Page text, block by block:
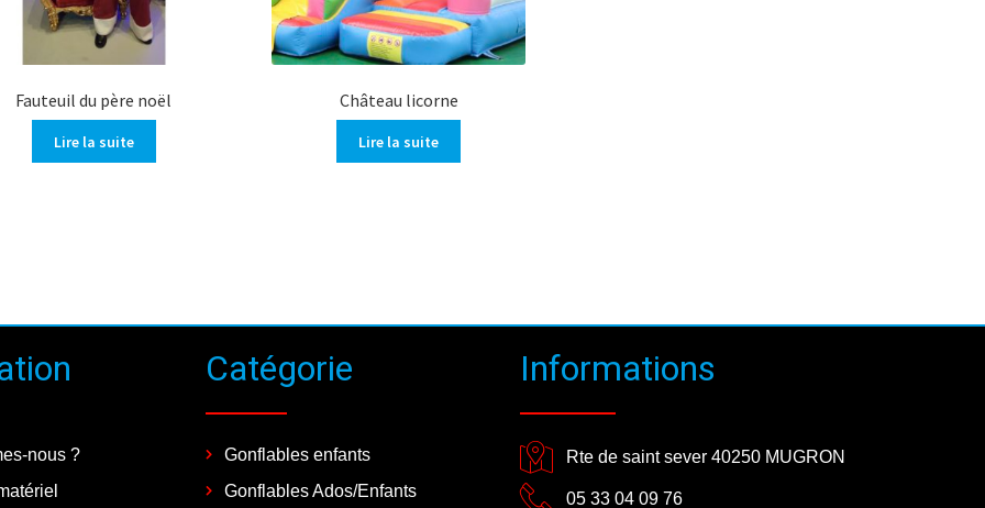
Fauteuil du père noël
Lire la suite
Château licorne
Lire la suite
nous ?
Catégorie
Gonflables enfants
Gonflables Ados/Enfants
Informations
Rte de saint sever 40250 MUGRON
05 33 04 09 76